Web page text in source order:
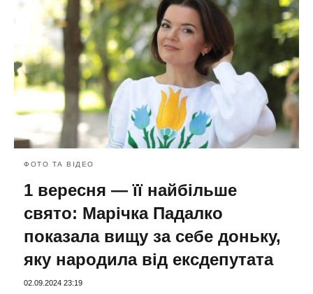
ФОТО ТА ВІДЕО
1 вересня — її найбільше
свято: Марічка Падалко
показала вищу за себе доньку,
яку народила від ексдепутата
02.09.2024 23:19